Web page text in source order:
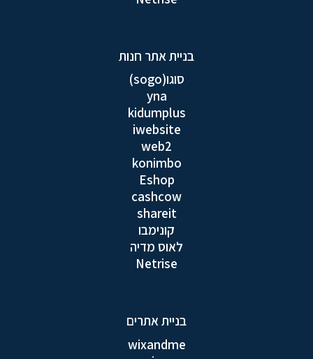
בניית אתר חנות
סוגו(sogo)
yna
kidumplus
iwebsite
web2
konimbo
Eshop
cashcow
shareit
קונימבו
לאוס מדיה
Netrise
בניית אתרים
wixandme